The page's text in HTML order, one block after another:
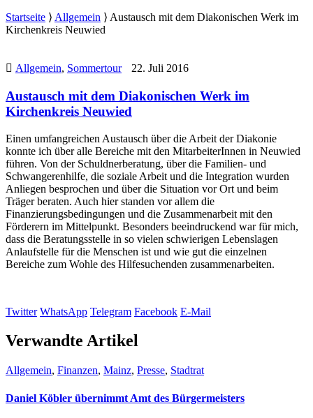
Startseite ⟩ Allgemein ⟩ Austausch mit dem Diakonischen Werk im
Kirchenkreis Neuwied
Allgemein, Sommertour 22. Juli 2016
Austausch mit dem Diakonischen Werk im
Kirchenkreis Neuwied
Einen umfangreichen Austausch über die Arbeit der Diakonie
konnte ich über alle Bereiche mit den MitarbeiterInnen in Neuwied
führen. Von der Schuldnerberatung, über die Familien- und
Schwangerenhilfe, die soziale Arbeit und die Integration wurden
Anliegen besprochen und über die Situation vor Ort und beim
Träger beraten. Auch hier standen vor allem die
Finanzierungsbedingungen und die Zusammenarbeit mit den
Förderern im Mittelpunkt. Besonders beeindruckend war für mich,
dass die Beratungsstelle in so vielen schwierigen Lebenslagen
Anlaufstelle für die Menschen ist und wie gut die einzelnen
Bereiche zum Wohle des Hilfesuchenden zusammenarbeiten.
Twitter WhatsApp Telegram Facebook E-Mail
Verwandte Artikel
Allgemein, Finanzen, Mainz, Presse, Stadtrat
Daniel Köbler übernimmt Amt des Bürgermeisters